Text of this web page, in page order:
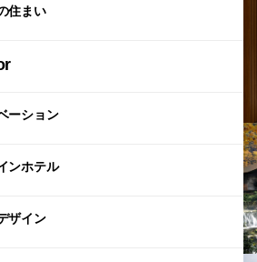
住まい
ーション
ンホテル
ザイン